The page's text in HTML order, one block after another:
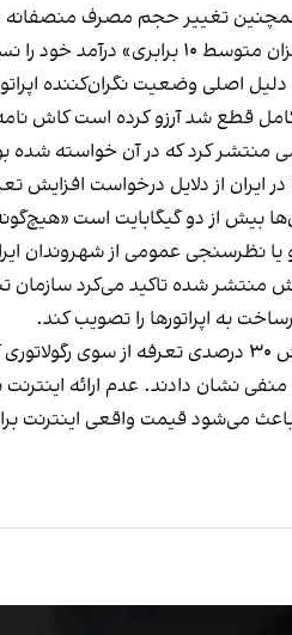
تغییر حجم مصرف منصفانه
داده است.
اصلی وضعیت نگران‌کننده
شد آرزو کرده است کاش نامه
منتشر کرد که در آن خواسته شده
ایران از دلایل درخواست
آن‌ها بیش از دو گیگابایت است
یا نظرسنجی عمومی از شهروندان
منتشر شده تاکید می‌کرد سازمان
نشان دادند. عدم ارائه اینترنت
می‌شود قیمت واقعی اینترنت برای